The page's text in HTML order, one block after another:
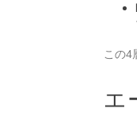
この4
エ